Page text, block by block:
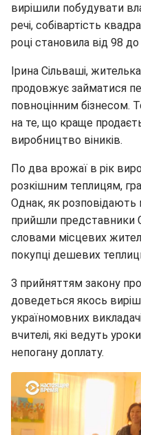
вирішили побудувати
речі, собівартість
році становила від 98
Ірина Сільваші,
продовжує займатися
повноцінним бізнесом.
на те, що краще
виробництво віників.
По два врожаї в рік
розкішним теплицям,
Однак, як розповідають
прийшли представники
словами місцевих
покупці дешевих
З прийняттям закону
доведеться якось
україномовних
вчителі, які ведуть
непогану доплату.